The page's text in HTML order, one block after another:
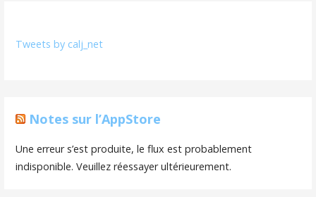
Tweets by calj_net
Notes sur l’AppStore
Une erreur s’est produite, le flux est probablement
indisponible. Veuillez réessayer ultérieurement.